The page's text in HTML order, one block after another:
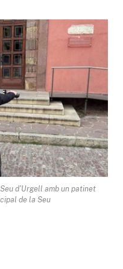
d'Urgell amb un patinet
de la Seu